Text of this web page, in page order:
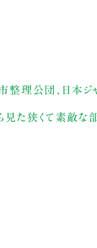
市整理公団、日本ジ
見た狭くて素敵な